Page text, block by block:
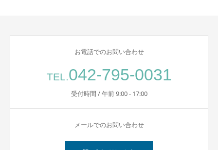
お電話でのお問い合わせ
TEL.042-795-0031
受付時間 / 午前 9:00 - 17:00
メールでのお問い合わせ